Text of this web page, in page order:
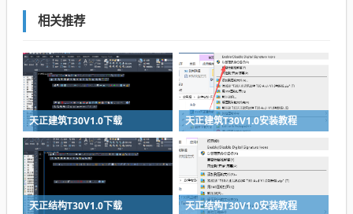
相关推荐
天正建筑T30V1.0下载 天正建筑T30V1.0安装教程
天正结构T30V1.0下载 天正结构T30V1.0安装教程